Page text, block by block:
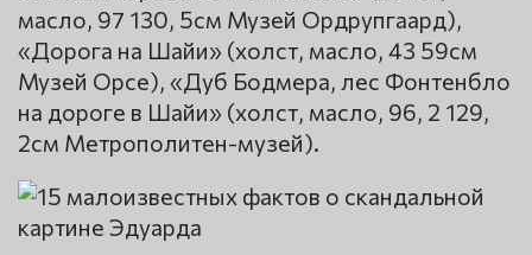
масло, 97 130, 5см Музей Ордрупгаард),
«Дорога на Шайи» (холст, масло, 43 59см
Музей Орсе), «Дуб Бодмера, лес Фонтенбло
на дороге в Шайи» (холст, масло, 96, 2 129,
2см Метрополитен-музей).